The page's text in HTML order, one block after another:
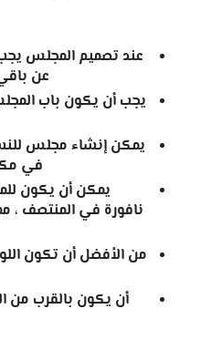
عند تصميم المجلس
عن
يجب أن يكون باب
يمكن إنشاء مجلس
في
يمكن أن يكون
نافورة في المنتصف ،
من الأفضل أن تكون
أن يكون بالقرب من